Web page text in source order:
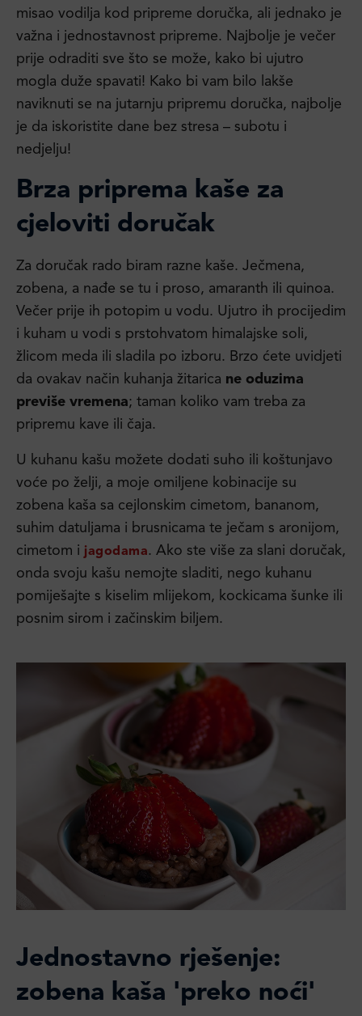
misao vodilja kod pripreme doručka, ali jednako je
važna i jednostavnost pripreme. Najbolje je večer
prije odraditi sve što se može, kako bi ujutro
mogla duže spavati! Kako bi vam bilo lakše
naviknuti se na jutarnju pripremu doručka, najbolje
je da iskoristite dane bez stresa – subotu i
nedjelju!
Brza priprema kaše za
cjeloviti doručak
Za doručak rado biram razne kaše. Ječmena,
zobena, a nađe se tu i proso, amaranth ili quinoa.
Večer prije ih potopim u vodu. Ujutro ih procijedim
i kuham u vodi s prstohvatom himalajske soli,
žlicom meda ili sladila po izboru. Brzo ćete uvidjeti
da ovakav način kuhanja žitarica ne oduzima
previše vremena; taman koliko vam treba za
pripremu kave ili čaja.
U kuhanu kašu možete dodati suho ili koštunjavo
voće po želji, a moje omiljene kobinacije su
zobena kaša sa cejlonskim cimetom, bananom,
suhim datuljama i brusnicama te ječam s aronijom,
cimetom i jagodama. Ako ste više za slani doručak,
onda svoju kašu nemojte sladiti, nego kuhanu
pomiješajte s kiselim mlijekom, kockicama šunke ili
posnim sirom i začinskim biljem.
Jednostavno rješenje:
zobena kaša 'preko noći'